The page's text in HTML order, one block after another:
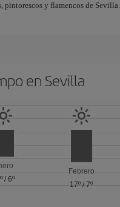
pintorescos y flamencos de Sevilla.
en Sevilla
/6º
Febrero
17º / 7º